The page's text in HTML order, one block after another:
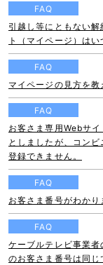
FAQ
引越し等にともない
ト（マイページ）は
FAQ
マイページの見方を教
FAQ
お客さま専用Webサ
としましたが、コン
登録できません。
FAQ
お客さま番号がわかり
FAQ
ケーブルテレビ事業
のお客さま番号は同じ